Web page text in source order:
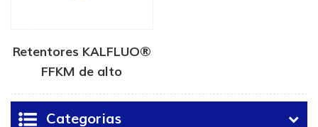
Retentores KALFLUO®
FFKM de alto
desempenho
Categorias